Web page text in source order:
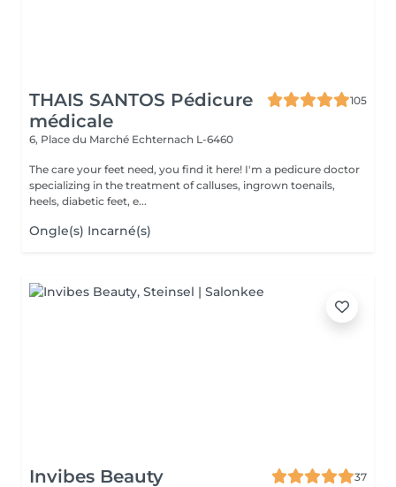
THAIS SANTOS Pédicure
médicale
105
6, Place du Marché Echternach L-6460
The care your feet need, you find it here! I'm a pedicure doctor
specializing in the treatment of calluses, ingrown toenails,
heels, diabetic feet, e...
Ongle(s) Incarné(s)
Invibes Beauty
37